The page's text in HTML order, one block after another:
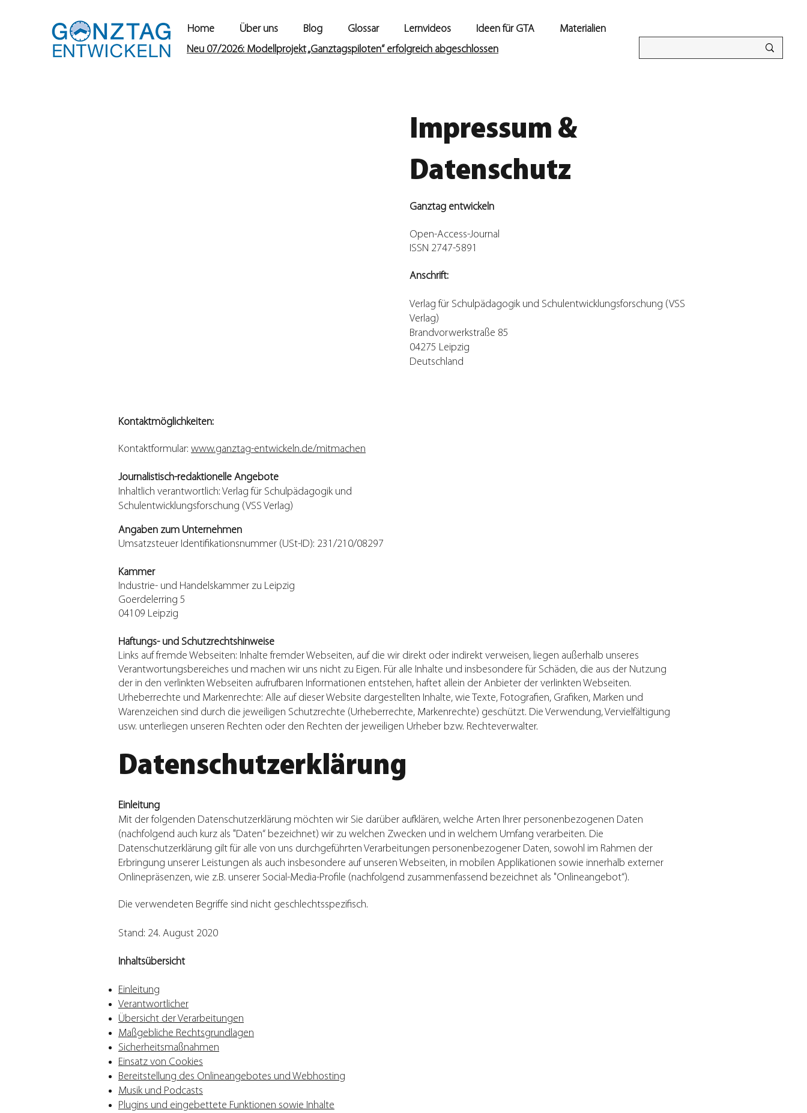
Home Über uns Blog Glossar Lernvideos Ideen für GTA
Materialien
Neu 07/2026: Modellprojekt „Ganztagspiloten“ erfolgreich abgeschlossen
Impressum &
Datenschutz
Ganztag entwickeln
Open-Access-Journal
ISSN 2747-5891
Anschrift:
Verlag für Schulpädagogik und Schulentwicklungsforschung (VSS
Verlag)
Brandvorwerkstraße 85
04275 Leipzig
Deutschland
Kontaktmöglichkeiten:
Kontaktformular: www.ganztag-entwickeln.de/mitmachen
Journalistisch-redaktionelle Angebote
Inhaltlich verantwortlich: Verlag für Schulpädagogik und
Schulentwicklungsforschung (VSS Verlag)
Angaben zum Unternehmen
Umsatzsteuer Identifikationsnummer (USt-ID): 231/210/08297
Kammer
Industrie- und Handelskammer zu Leipzig
Goerdelerring 5
04109 Leipzig
Haftungs- und Schutzrechtshinweise
Links auf fremde Webseiten: Inhalte fremder Webseiten, auf die wir direkt oder indirekt verweisen, liegen außerhalb unseres
Verantwortungsbereiches und machen wir uns nicht zu Eigen. Für alle Inhalte und insbesondere für Schäden, die aus der Nutzung
der in den verlinkten Webseiten aufrufbaren Informationen entstehen, haftet allein der Anbieter der verlinkten Webseiten.
Urheberrechte und Markenrechte: Alle auf dieser Website dargestellten Inhalte, wie Texte, Fotografien, Grafiken, Marken und
Warenzeichen sind durch die jeweiligen Schutzrechte (Urheberrechte, Markenrechte) geschützt. Die Verwendung, Vervielfältigung
usw. unterliegen unseren Rechten oder den Rechten der jeweiligen Urheber bzw. Rechteverwalter.
Datenschutzerklärung
Einleitung
Mit der folgenden Datenschutzerklärung möchten wir Sie darüber aufklären, welche Arten Ihrer personenbezogenen Daten
(nachfolgend auch kurz als "Daten“ bezeichnet) wir zu welchen Zwecken und in welchem Umfang verarbeiten. Die
Datenschutzerklärung gilt für alle von uns durchgeführten Verarbeitungen personenbezogener Daten, sowohl im Rahmen der
Erbringung unserer Leistungen als auch insbesondere auf unseren Webseiten, in mobilen Applikationen sowie innerhalb externer
Onlinepräsenzen, wie z.B. unserer Social-Media-Profile (nachfolgend zusammenfassend bezeichnet als "Onlineangebot“).
Die verwendeten Begriffe sind nicht geschlechtsspezifisch.
Stand: 24. August 2020
Inhaltsübersicht
Einleitung
Verantwortlicher
Übersicht der Verarbeitungen
Maßgebliche Rechtsgrundlagen
Sicherheitsmaßnahmen
Einsatz von Cookies
Bereitstellung des Onlineangebotes und Webhosting
Musik und Podcasts
Plugins und eingebettete Funktionen sowie Inhalte